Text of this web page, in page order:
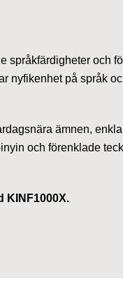
språkfärdigheter och
nyfikenhet på språk
ämnen,
och förenklade
KINF1000X.